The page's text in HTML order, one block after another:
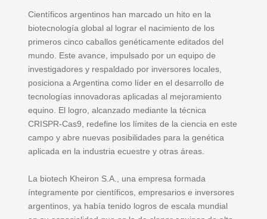
Científicos argentinos han marcado un hito en la
biotecnología global al lograr el nacimiento de los
primeros cinco caballos genéticamente editados del
mundo. Este avance, impulsado por un equipo de
investigadores y respaldado por inversores locales,
posiciona a Argentina como líder en el desarrollo de
tecnologías innovadoras aplicadas al mejoramiento
equino. El logro, alcanzado mediante la técnica
CRISPR-Cas9, redefine los límites de la ciencia en este
campo y abre nuevas posibilidades para la genética
aplicada en la industria ecuestre y otras áreas.
La biotech Kheiron S.A., una empresa formada
íntegramente por científicos, empresarios e inversores
argentinos, ya había tenido logros de escala mundial